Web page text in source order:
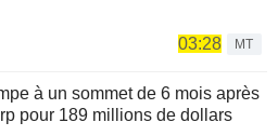
03:28
MT
à un sommet de 6 mois après
pour 189 millions de dollars